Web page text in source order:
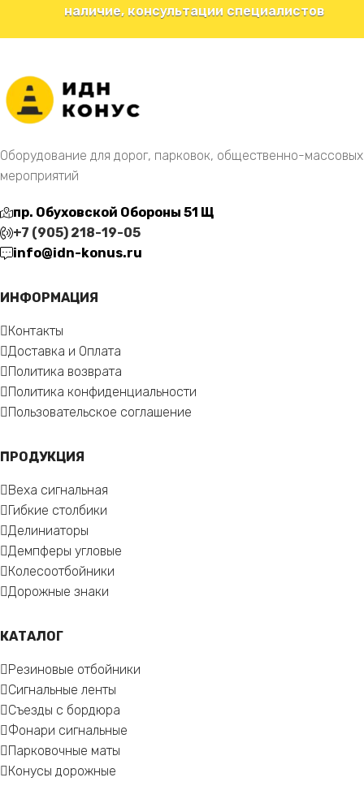
наличие, консультации специалистов
Оборудование для дорог, парковок, общественно-массовых
мероприятий
пр. Обуховской Обороны 51 Щ
+7 (905) 218-19-05
info@idn-konus.ru
ИНФОРМАЦИЯ
Контакты
Доставка и Оплата
Политика возврата
Политика конфиденциальности
Пользовательское соглашение
ПРОДУКЦИЯ
Веха сигнальная
Гибкие столбики
Делиниаторы
Демпферы угловые
Колесоотбойники
Дорожные знаки
КАТАЛОГ
Резиновые отбойники
Сигнальные ленты
Съезды с бордюра
Фонари сигнальные
Парковочные маты
Конусы дорожные